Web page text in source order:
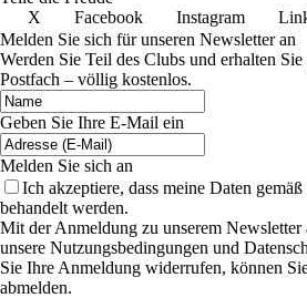
X
Facebook Instagram
Melden Sie sich für unseren Newsletter an
Werden Sie Teil des Clubs und erhalten
Postfach – völlig kostenlos.
Geben Sie Ihre E-Mail ein
Melden Sie sich an
Ich akzeptiere, dass meine Daten
behandelt werden.
Mit der Anmeldung zu unserem
unsere Nutzungsbedingungen und
Sie Ihre Anmeldung widerrufen, können
abmelden.